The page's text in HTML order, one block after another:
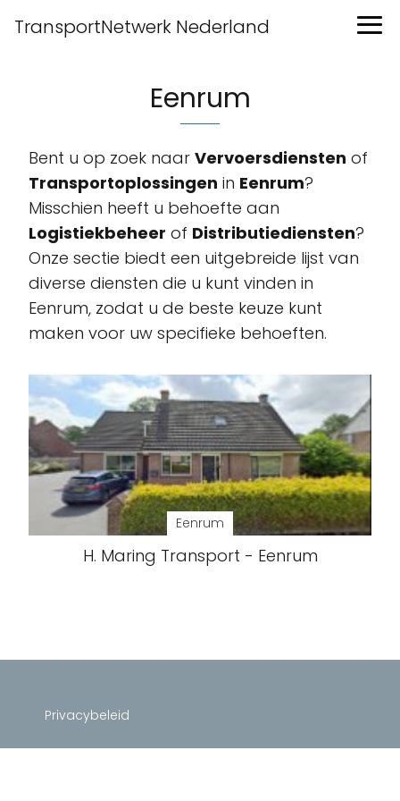
TransportNetwerk Nederland
Eenrum
Bent u op zoek naar Vervoersdiensten of
Transportoplossingen in Eenrum?
Misschien heeft u behoefte aan
Logistiekbeheer of Distributiediensten?
Onze sectie biedt een uitgebreide lijst van
diverse diensten die u kunt vinden in
Eenrum, zodat u de beste keuze kunt
maken voor uw specifieke behoeften.
Eenrum
H. Maring Transport - Eenrum
Privacybeleid